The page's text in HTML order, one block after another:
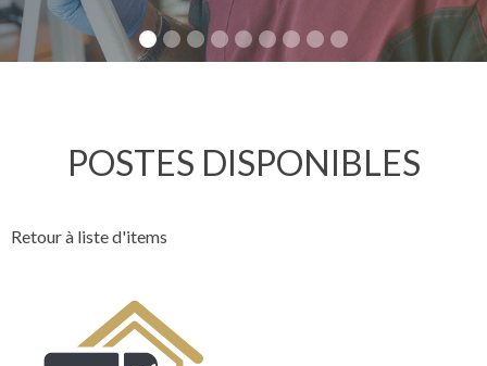
POSTES DISPONIBLES
Retour à liste d'items